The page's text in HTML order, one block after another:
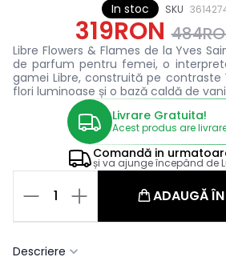
In stoc SKU
319RON
Libre Flowers & Flames de la Yves
de parfum pentru femei, o
gamei Libre, construită pe
flori luminoase și o bază caldă de
Livrare Gratuita!
Acest produs are
Comandă in
și va ajunge începând de
1 ADAUGĂ
Descriere